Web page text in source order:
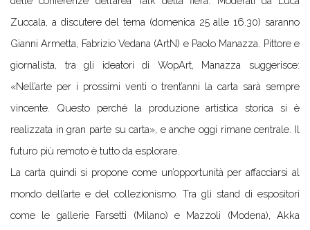
Zuccala, a discutere del tema (domenica 25 alle 16.30) saranno
Gianni Armetta, Fabrizio Vedana (ArtN) e Paolo Manazza. Pittore e
giornalista, tra gli ideatori di WopArt, Manazza suggerisce:
«Nell’arte per i prossimi venti o trent’anni la carta sarà sempre
vincente. Questo perché la produzione artistica storica si è
realizzata in gran parte su carta», e anche oggi rimane centrale. Il
futuro più remoto è tutto da esplorare.
La carta quindi si propone come un’opportunità per affacciarsi al
mondo dell’arte e del collezionismo. Tra gli stand di espositori
come le gallerie Farsetti (Milano) e Mazzoli (Modena), Akka